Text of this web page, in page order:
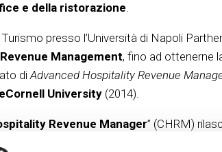
e della ristorazione.
presso l’Università di Napoli
Revenue Management, fino ad ottenerne
diAdvanced Hospitality Revenue
eCornell University (2014).
Revenue Manager” (CHRM)